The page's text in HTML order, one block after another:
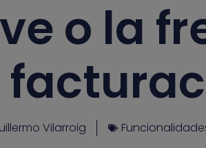
o la
Vilarroig